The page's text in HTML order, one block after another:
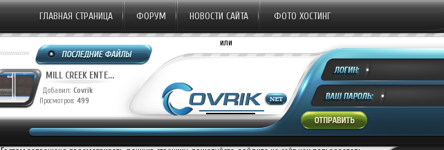
ГЛАВНАЯ СТРАНИЦА ФОРУМ НОВОСТИ САЙТА ФОТО ХОСТИНГ
MILL CREEK ENTE...
Добавил: Covrik
Просмотров: 499
или